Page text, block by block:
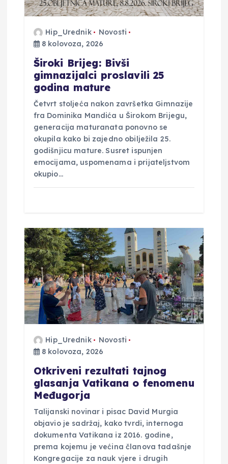
Hip_Urednik
Novosti
8 kolovoza, 2026
Široki Brijeg: Bivši
gimnazijalci proslavili 25
godina mature
Četvrt stoljeća nakon završetka Gimnazije
fra Dominika Mandića u Širokom Brijegu,
generacija maturanata ponovno se
okupila kako bi zajedno obilježila 25.
godišnjicu mature. Susret ispunjen
emocijama, uspomenama i prijateljstvom
okupio…
Hip_Urednik
Novosti
8 kolovoza, 2026
Otkriveni rezultati tajnog
glasanja Vatikana o fenomenu
Međugorja
Talijanski novinar i pisac David Murgia
objavio je sadržaj, kako tvrdi, internoga
dokumenta Vatikana iz 2016. godine,
prema kojemu je većina članova tadašnje
Kongregacije za nauk vjere i drugih